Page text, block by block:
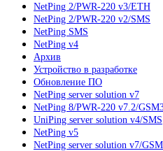
NetPing 2/PWR-220 v3/ETH
NetPing 2/PWR-220 v2/SMS
NetPing SMS
NetPing v4
Архив
Устройство в разработке
Обновление ПО
NetPing server solution v7
NetPing 8/PWR-220 v7.2/
UniPing server solution v4/SMS
NetPing v5
NetPing server solution v7/GSM